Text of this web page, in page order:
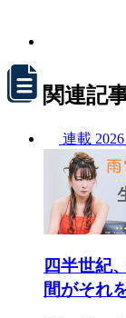
関連記
連載 2026
四半世紀
間がそれ